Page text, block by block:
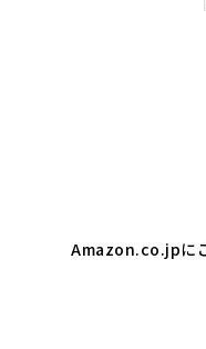
Amazon.co.jpに